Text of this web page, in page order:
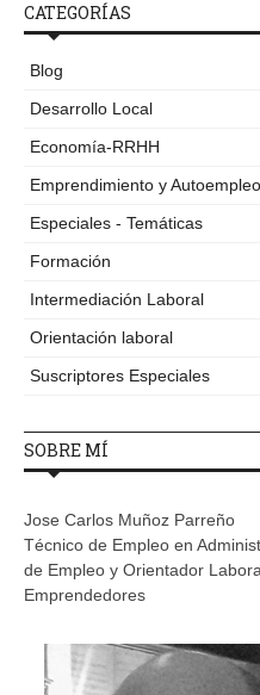
CATEGORÍAS
Blog
Desarrollo Local
Economía-RRHH
Emprendimiento y Autoempleo
Especiales - Temáticas
Formación
Intermediación Laboral
Orientación laboral
Suscriptores Especiales
SOBRE MÍ
Jose Carlos Muñoz Parreño
Técnico de Empleo en
de Empleo y Orientador
Emprendedores